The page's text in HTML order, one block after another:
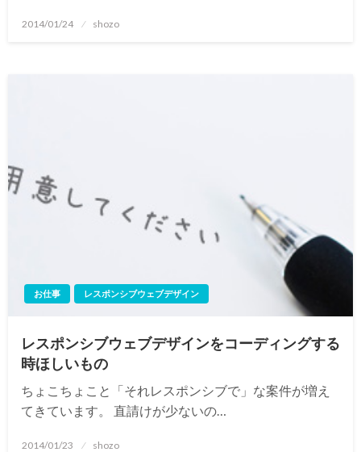
投
2014/01/24 shozo
お仕事 レスポンシブウェブデザイン
レスポンシブウェブデザインをコーディングする
時ほしいもの
ちょこちょこと「それレスポンシブで」な案件が増え
てきています。 直請けが少ないの…
投
2014/01/23 shozo